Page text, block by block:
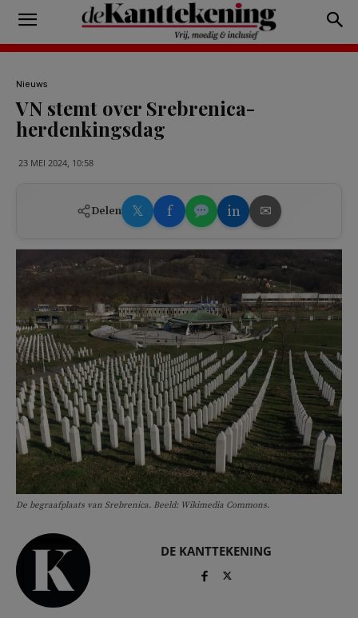
Nieuws
VN stemt over Srebrenica-
herdenkingsdag
23 MEI 2024, 10:58
Delen 𝕏 f in ✉
De begraafplaats van Srebrenica. Beeld: Wikimedia Commons.
DE KANTTEKENING